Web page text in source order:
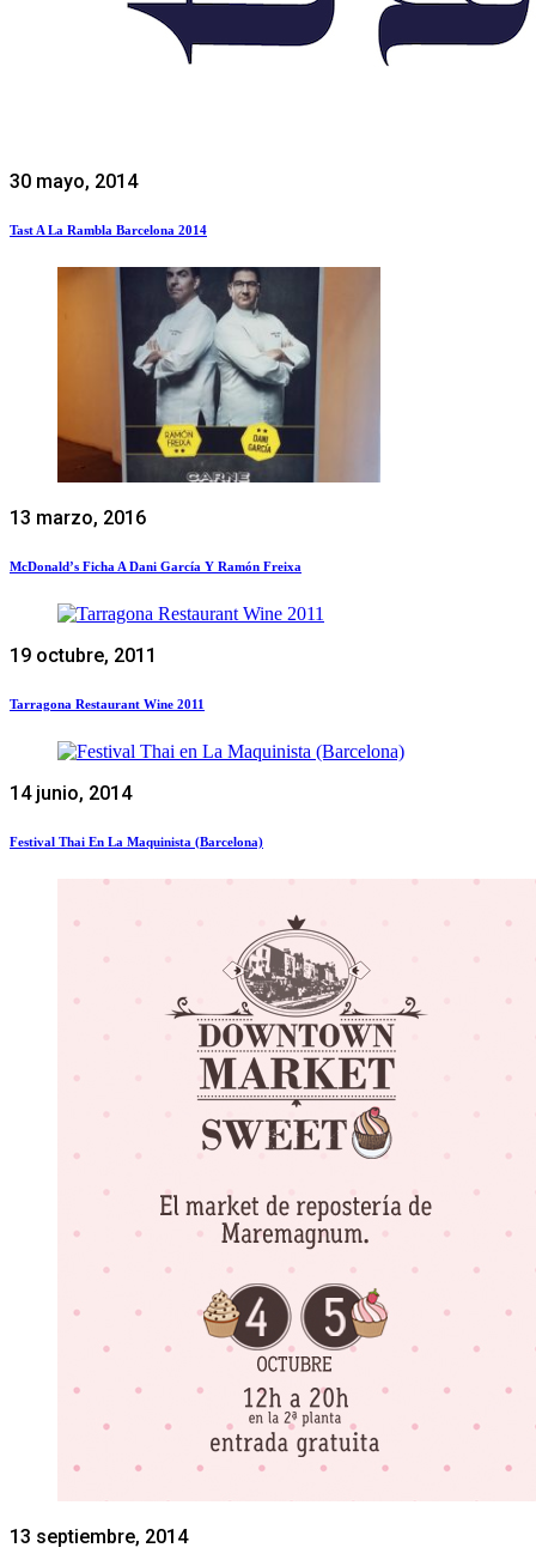
30 mayo, 2014
Tast A La Rambla Barcelona 2014
13 marzo, 2016
McDonald’s Ficha A Dani García Y Ramón Freixa
19 octubre, 2011
Tarragona Restaurant Wine 2011
14 junio, 2014
Festival Thai En La Maquinista (Barcelona)
13 septiembre, 2014